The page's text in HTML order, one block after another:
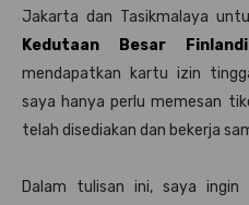
Jakarta dan Tasikmalaya
Kedutaan Besar
mendapatkan kartu izin
saya hanya perlu memesan
telah disediakan dan bekerja
Dalam tulisan ini, saya ingin